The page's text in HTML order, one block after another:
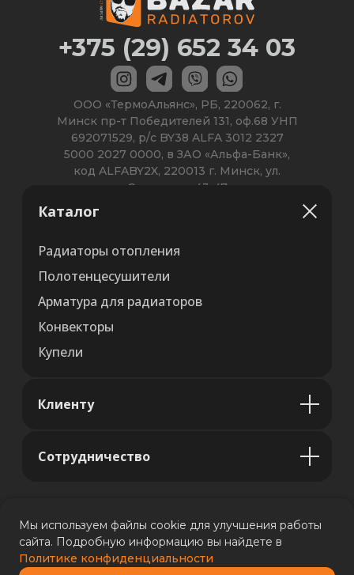
Мы используем файлы cookie для улучшения работы
сайта. Подробную информацию вы найдете в
Политике конфиденциальности
Каталог
Радиаторы отопления
Полотенцесушители
Арматура для радиаторов
Конвекторы
Купели
Клиенту
Сотрудничество
Политика конфиденциальности